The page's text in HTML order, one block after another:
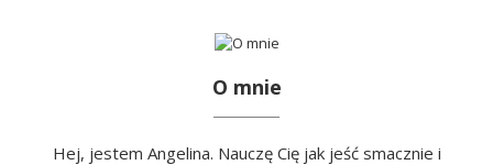
O mnie
Hej, jestem Angelina. Nauczę Cię jak jeść smacznie i